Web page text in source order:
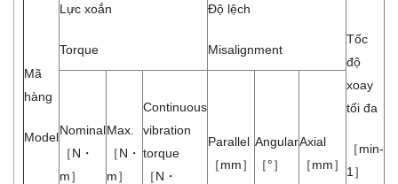
Mã
hàng
Model
Lực xoắn
Torque
Độ lệch
Misalignment
Tốc
độ
xoay
tối đa
［min-
1］
Nominal
［N・
m］
Max.
［N・
m］
Continuous
vibration
torque
［N・
Parallel
［mm］
Angular
［°］
Axial
［mm］